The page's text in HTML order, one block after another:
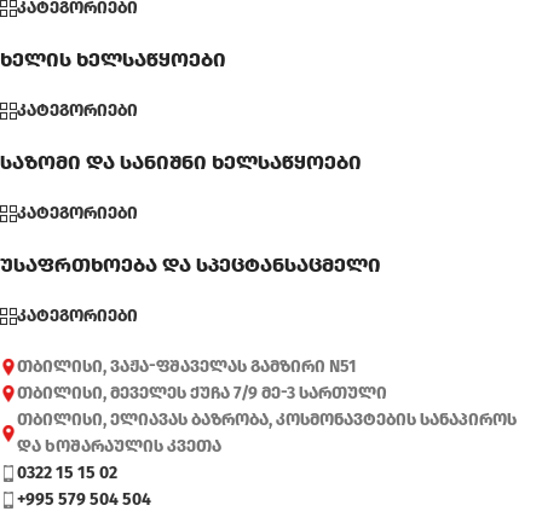
კატეგორიები
ხელის ხელსაწყოები
კატეგორიები
საზომი და სანიშნი ხელსაწყოები
კატეგორიები
უსაფრთხოება და სპეცტანსაცმელი
კატეგორიები
თბილისი, ვაჟა-ფშაველას გამზირი N51
თბილისი, მეველეს ქუჩა 7/9 მე-3 სართული
თბილისი, ელიავას ბაზრობა, კოსმონავტების სანაპიროს
და ხოშარაულის კვეთა
0322 15 15 02
+995 579 504 504